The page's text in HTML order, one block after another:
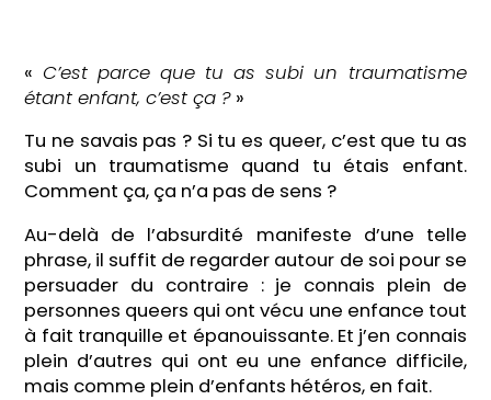
« C’est parce que tu as subi un traumatisme
étant enfant, c’est ça ? »
Tu ne savais pas ? Si tu es queer, c’est que tu as
subi un traumatisme quand tu étais enfant.
Comment ça, ça n’a pas de sens ?
Au-delà de l’absurdité manifeste d’une telle
phrase, il suffit de regarder autour de soi pour se
persuader du contraire : je connais plein de
personnes queers qui ont vécu une enfance tout
à fait tranquille et épanouissante. Et j’en connais
plein d’autres qui ont eu une enfance difficile,
mais comme plein d’enfants hétéros, en fait.